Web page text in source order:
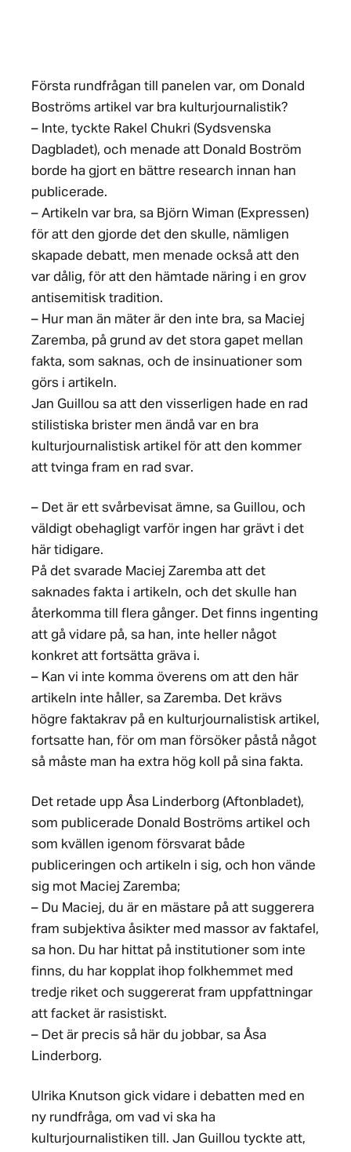
Första rundfrågan till panelen var, om Donald
Boströms artikel var bra kulturjournalistik?
– Inte, tyckte Rakel Chukri (Sydsvenska
Dagbladet), och menade att Donald Boström
borde ha gjort en bättre research innan han
publicerade.
– Artikeln var bra, sa Björn Wiman (Expressen)
för att den gjorde det den skulle, nämligen
skapade debatt, men menade också att den
var dålig, för att den hämtade näring i en grov
antisemitisk tradition.
– Hur man än mäter är den inte bra, sa Maciej
Zaremba, på grund av det stora gapet mellan
fakta, som saknas, och de insinuationer som
görs i artikeln.
Jan Guillou sa att den visserligen hade en rad
stilistiska brister men ändå var en bra
kulturjournalistisk artikel för att den kommer
att tvinga fram en rad svar.
– Det är ett svårbevisat ämne, sa Guillou, och
väldigt obehagligt varför ingen har grävt i det
här tidigare.
På det svarade Maciej Zaremba att det
saknades fakta i artikeln, och det skulle han
återkomma till flera gånger. Det finns ingenting
att gå vidare på, sa han, inte heller något
konkret att fortsätta gräva i.
– Kan vi inte komma överens om att den här
artikeln inte håller, sa Zaremba. Det krävs
högre faktakrav på en kulturjournalistisk artikel,
fortsatte han, för om man försöker påstå något
så måste man ha extra hög koll på sina fakta.
Det retade upp Åsa Linderborg (Aftonbladet),
som publicerade Donald Boströms artikel och
som kvällen igenom försvarat både
publiceringen och artikeln i sig, och hon vände
sig mot Maciej Zaremba;
– Du Maciej, du är en mästare på att suggerera
fram subjektiva åsikter med massor av faktafel,
sa hon. Du har hittat på institutioner som inte
finns, du har kopplat ihop folkhemmet med
tredje riket och suggererat fram uppfattningar
att facket är rasistiskt.
– Det är precis så här du jobbar, sa Åsa
Linderborg.
Ulrika Knutson gick vidare i debatten med en
ny rundfråga, om vad vi ska ha
kulturjournalistiken till. Jan Guillou tyckte att,